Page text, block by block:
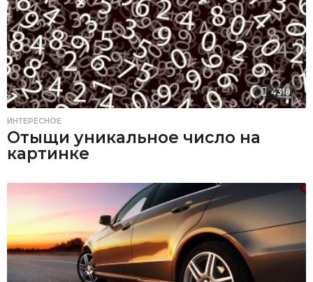
4318
ИНТЕРЕСНОЕ
Отыщи уникальное число на
картинке